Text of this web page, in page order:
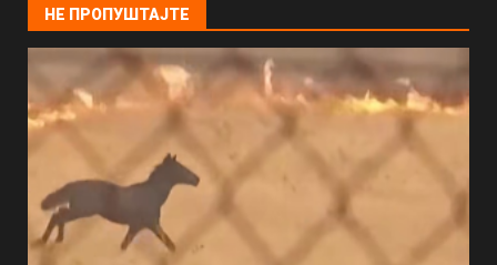
НЕ ПРОПУШТАЈТЕ